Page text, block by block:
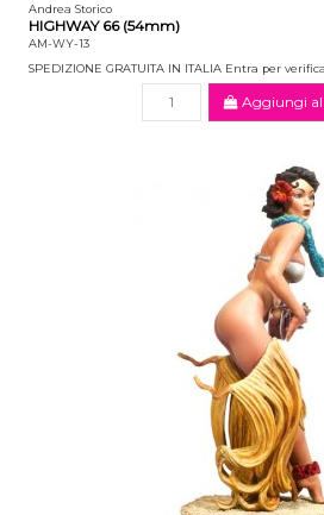
Andrea Storico
HIGHWAY 66 (54mm)
AM-WY-13
SPEDIZIONE GRATUITA IN ITALIA Entra per
Aggiungi al